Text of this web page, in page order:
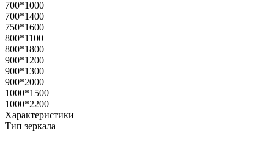
700*1000
700*1400
750*1600
800*1100
800*1800
900*1200
900*1300
900*2000
1000*1500
1000*2200
Характеристики
Тип зеркала
—